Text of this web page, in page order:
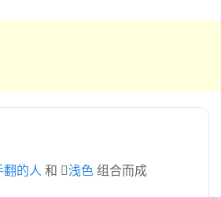
翻的人 和🏻浅色 组合而成